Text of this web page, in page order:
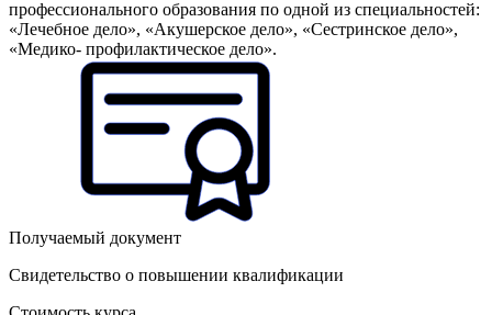
профессионального образования по одной из специальностей:
«Лечебное дело», «Акушерское дело», «Сестринское дело»,
«Медико- профилактическое дело».
Получаемый документ
Свидетельство о повышении квалификации